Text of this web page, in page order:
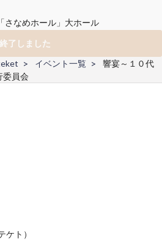
さなめホール」大ホール
終了しました
イベント一覧
響宴～１０代
委員会
ケト）